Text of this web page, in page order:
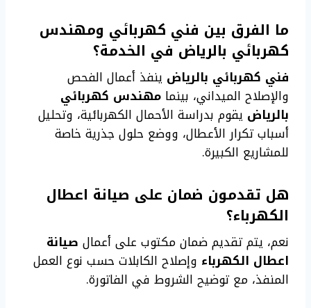
ما الفرق بين فني كهربائي ومهندس
كهربائي بالرياض في الخدمة؟
فني كهربائي بالرياض ينفذ أعمال الفحص
والإصلاح الميداني، بينما مهندس كهربائي
بالرياض يقوم بدراسة الأحمال الكهربائية، وتحليل
أسباب تكرار الأعطال، ووضع حلول جذرية خاصة
للمشاريع الكبيرة.
هل تقدمون ضمان على صيانة اعطال
الكهرباء؟
نعم، يتم تقديم ضمان مكتوب على أعمال صيانة
اعطال الكهرباء وإصلاح الكابلات حسب نوع العمل
المنفذ، مع توضيح الشروط في الفاتورة.